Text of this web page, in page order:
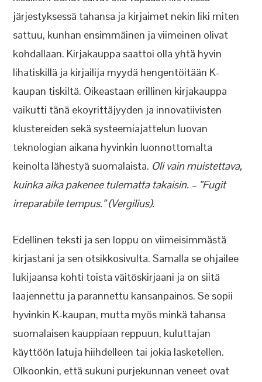
järjestyksessä tahansa ja kirjaimet nekin liki miten
sattuu, kunhan ensimmäinen ja viimeinen olivat
kohdallaan. Kirjakauppa saattoi olla yhtä hyvin
lihatiskillä ja kirjailija myydä hengentöitään K-
kaupan tiskiltä. Oikeastaan erillinen kirjakauppa
vaikutti tänä ekoyrittäjyyden ja innovatiivisten
klustereiden sekä systeemiajattelun luovan
teknologian aikana hyvinkin luonnottomalta
keinolta lähestyä suomalaista. Oli vain muistettava,
kuinka aika pakenee tulematta takaisin. – ”Fugit
irreparabile tempus.” (Vergilius).
Edellinen teksti ja sen loppu on viimeisimmästä
kirjastani ja sen otsikkosivulta. Samalla se ohjailee
lukijaansa kohti toista väitöskirjaani ja on siitä
laajennettu ja parannettu kansanpainos. Se sopii
hyvinkin K-kaupan, mutta myös minkä tahansa
suomalaisen kauppiaan reppuun, kuluttajan
käyttöön latuja hiihdelleen tai jokia lasketellen.
Olkoonkin, että sukuni purjekunnan veneet ovat